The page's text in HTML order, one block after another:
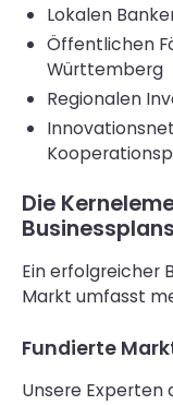
Lokalen
Öffentlichen
Württemberg
Regionalen
Die
Businessplans
Ein erfolgreicher
Markt umfasst
Fundierte
Unsere Experten